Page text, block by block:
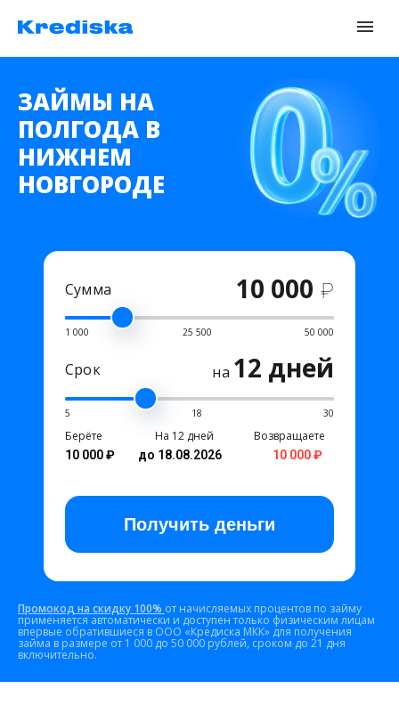
ЗАЙМЫ НА
ПОЛГОДА В
НИЖНЕМ
НОВГОРОДЕ
Сумма 10 000 ₽
1 000 25 500 50 000
Срок на 12 дней
5 18 30
Берёте
10 000 ₽
На 12 дней
до 18.08.2026
Возвращаете
10 000 ₽
Получить деньги
Промокод на скидку 100% от начисляемых процентов по займу
применяется автоматически и доступен только физическим лицам
впервые обратившиеся в ООО «Кредиска МКК» для получения
займа в размере от 1 000 до 50 000 рублей, сроком до 21 дня
включительно.